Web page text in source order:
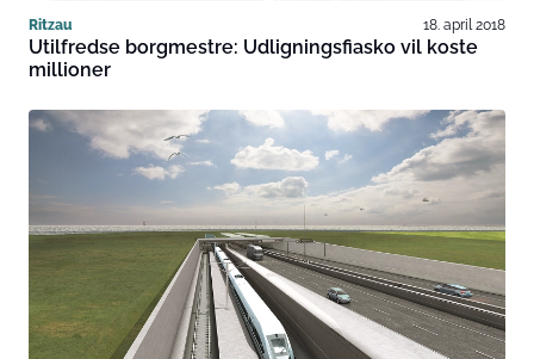
Ritzau 18. april 2018
Utilfredse borgmestre: Udligningsfiasko vil koste
millioner